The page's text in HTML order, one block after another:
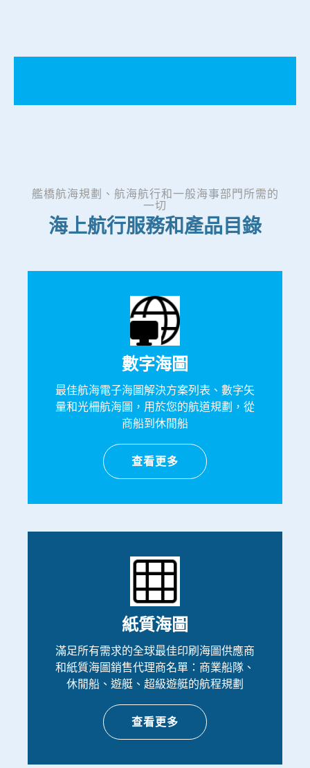
艦橋航海規劃、航海航行和一般海事部門所需的
一切
海上航行服務和產品目錄
數字海圖
最佳航海電子海圖解決方案列表、數字矢
量和光柵航海圖，用於您的航道規劃，從
商船到休閒船
查看更多
紙質海圖
滿足所有需求的全球最佳印刷海圖供應商
和紙質海圖銷售代理商名單：商業船隊、
休閒船、遊艇、超級遊艇的航程規劃
查看更多